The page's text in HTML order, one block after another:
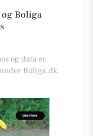
Boliga
og data er
Boliga.dk.